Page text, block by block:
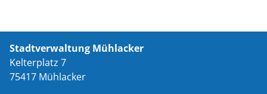
Stadtverwaltung Mühlacker
Kelterplatz 7
75417 Mühlacker